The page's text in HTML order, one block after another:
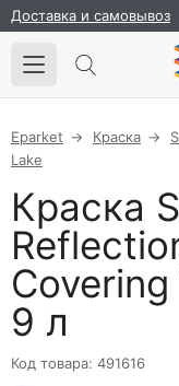
Доставка и самовывоз
Eparket Краска
Lake
Краска
9 л
Код товара: 491616